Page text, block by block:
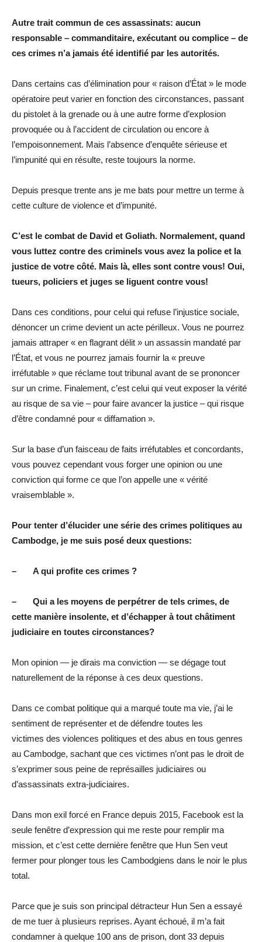
Autre trait commun de ces assassinats: aucun
responsable – commanditaire, exécutant ou complice – de
ces crimes n’a jamais été identifié par les autorités.
Dans certains cas d’élimination pour « raison d’État » le mode
opératoire peut varier en fonction des circonstances, passant
du pistolet à la grenade ou à une autre forme d’explosion
provoquée ou à l’accident de circulation ou encore à
l’empoisonnement. Mais l’absence d’enquête sérieuse et
l’impunité qui en résulte, reste toujours la norme.
Depuis presque trente ans je me bats pour mettre un terme à
cette culture de violence et d’impunité.
C’est le combat de David et Goliath. Normalement, quand
vous luttez contre des criminels vous avez la police et la
justice de votre côté. Mais là, elles sont contre vous! Oui,
tueurs, policiers et juges se liguent contre vous!
Dans ces conditions, pour celui qui refuse l’injustice sociale,
dénoncer un crime devient un acte périlleux. Vous ne pourrez
jamais attraper « en flagrant délit » un assassin mandaté par
l’État, et vous ne pourrez jamais fournir la « preuve
irréfutable » que réclame tout tribunal avant de se prononcer
sur un crime. Finalement, c’est celui qui veut exposer la vérité
au risque de sa vie – pour faire avancer la justice – qui risque
d’être condamné pour « diffamation ».
Sur la base d’un faisceau de faits irréfutables et concordants,
vous pouvez cependant vous forger une opinion ou une
conviction qui forme ce que l’on appelle une « vérité
vraisemblable ».
Pour tenter d’élucider une série des crimes politiques au
Cambodge, je me suis posé deux questions:
– A qui profite ces crimes ?
– Qui a les moyens de perpétrer de tels crimes, de
cette manière insolente, et d’échapper à tout châtiment
judiciaire en toutes circonstances?
Mon opinion — je dirais ma conviction — se dégage tout
naturellement de la réponse à ces deux questions.
Dans ce combat politique qui a marqué toute ma vie, j’ai le
sentiment de représenter et de défendre toutes les
victimes des violences politiques et des abus en tous genres
au Cambodge, sachant que ces victimes n’ont pas le droit de
s’exprimer sous peine de représailles judiciaires ou
d’assassinats extra-judiciaires.
Dans mon exil forcé en France depuis 2015, Facebook est la
seule fenêtre d’expression qui me reste pour remplir ma
mission, et c’est cette dernière fenêtre que Hun Sen veut
fermer pour plonger tous les Cambodgiens dans le noir le plus
total.
Parce que je suis son principal détracteur Hun Sen a essayé
de me tuer à plusieurs reprises. Ayant échoué, il m’a fait
condamner à quelque 100 ans de prison, dont 33 depuis